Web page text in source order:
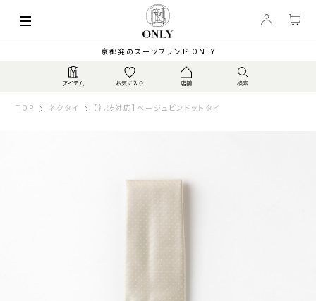
京都発のスーツブランド ONLY
TOP ネクタイ 【礼装対応】ベージュピンドットタイ